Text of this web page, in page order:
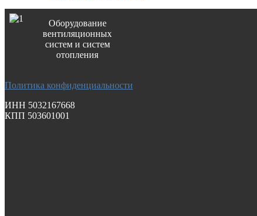
Оборудование
вентиляционных
систем и систем
отопления
Политика конфиденциальности
ИНН 5032167668
КПП 503601001